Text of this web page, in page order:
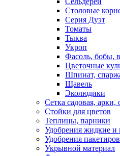
Столовые
Серия Дуэт
Томаты
Тыква
Укроп
Фасоль, бобы,
Цветочные
Шпинат,
Щавель
Эколюдики
Сетка садовая,
Стойки для цветов
Теплицы, парники
Удобрения жидкие и
Удобрения
Укрывной материал